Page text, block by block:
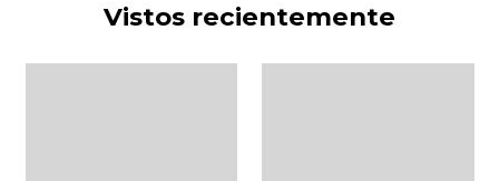
Vistos recientemente